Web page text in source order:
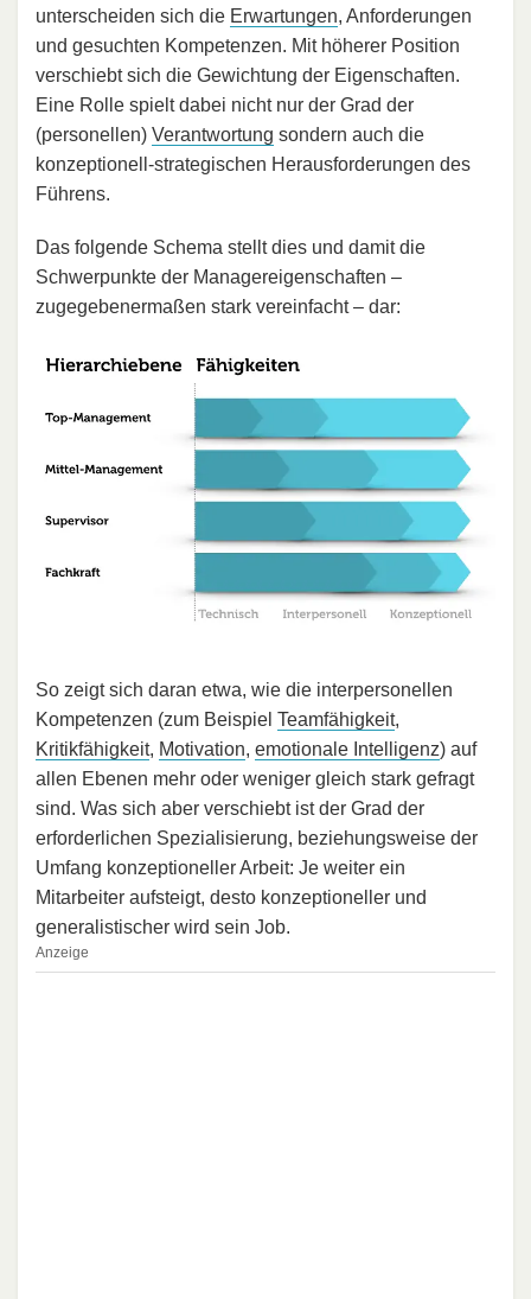
unterscheiden sich die Erwartungen, Anforderungen
und gesuchten Kompetenzen. Mit höherer Position
verschiebt sich die Gewichtung der Eigenschaften.
Eine Rolle spielt dabei nicht nur der Grad der
(personellen) Verantwortung sondern auch die
konzeptionell-strategischen Herausforderungen des
Führens.
Das folgende Schema stellt dies und damit die
Schwerpunkte der Managereigenschaften –
zugegebenermaßen stark vereinfacht – dar:
So zeigt sich daran etwa, wie die interpersonellen
Kompetenzen (zum Beispiel Teamfähigkeit,
Kritikfähigkeit, Motivation, emotionale Intelligenz) auf
allen Ebenen mehr oder weniger gleich stark gefragt
sind. Was sich aber verschiebt ist der Grad der
erforderlichen Spezialisierung, beziehungsweise der
Umfang konzeptioneller Arbeit: Je weiter ein
Mitarbeiter aufsteigt, desto konzeptioneller und
generalistischer wird sein Job.
Anzeige